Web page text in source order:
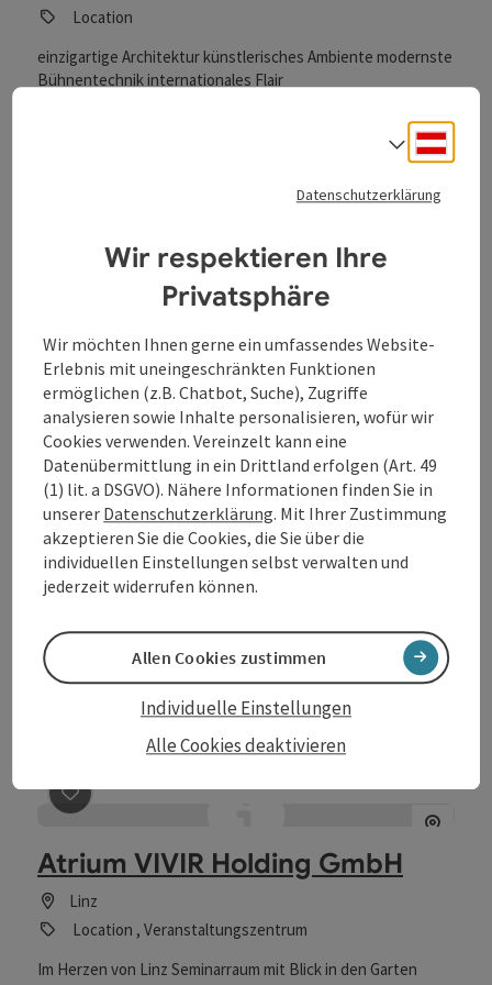
Location
einzigartige Architektur künstlerisches Ambiente modernste
Bühnentechnik internationales Flair
Arena Event GmbH
Veranstaltungszentrum
modernes Design & stimmiges Ambiente technisch
hochwertige Grundausstattung einzigartiges Flair eines
Stadions Werbemöglichkeiten auf LED Walls & Big Screens
im Herzen von Österreich gelegen
Beitrag merken: Ars Electronica Center
Ars Electronica Center
Location , Veranstaltungszentrum
Lage an der Donau Deep Space 8K Interaktives Museum
Leuchtfassade mit 40.000 LEDs Visionäre Inszenierungen
Restaurant Qube im Dachgeschoß, mietbar
Beitrag merken
Atrium VIVIR Holding GmbH
Linz
Location , Veranstaltungszentrum
Im Herzen von Linz Seminarraum mit Blick in den Garten
Datenschutzerklärung
Wir respektieren Ihre
Privatsphäre
Wir möchten Ihnen gerne ein umfassendes Website-
Erlebnis mit uneingeschränkten Funktionen
ermöglichen (z.B. Chatbot, Suche), Zugriffe
analysieren sowie Inhalte personalisieren, wofür wir
Cookies verwenden. Vereinzelt kann eine
Datenübermittlung in ein Drittland erfolgen (Art. 49
(1) lit. a DSGVO). Nähere Informationen finden Sie in
unserer Datenschutzerklärung. Mit Ihrer Zustimmung
akzeptieren Sie die Cookies, die Sie über die
individuellen Einstellungen selbst verwalten und
jederzeit widerrufen können.
Alle Cookies deaktivieren
Individuelle Einstellungen
Allen Cookies zustimmen